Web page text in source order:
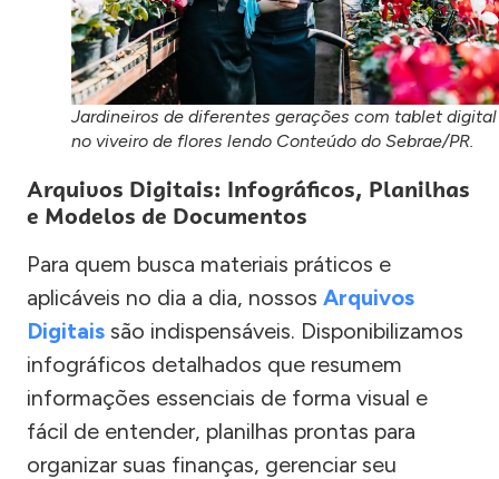
Jardineiros de diferentes gerações com tablet digital
no viveiro de flores lendo Conteúdo do Sebrae/PR.
Arquivos Digitais: Infográficos, Planilhas
e Modelos de Documentos
Para quem busca materiais práticos e
aplicáveis no dia a dia, nossos Arquivos
Digitais são indispensáveis. Disponibilizamos
infográficos detalhados que resumem
informações essenciais de forma visual e
fácil de entender, planilhas prontas para
organizar suas finanças, gerenciar seu